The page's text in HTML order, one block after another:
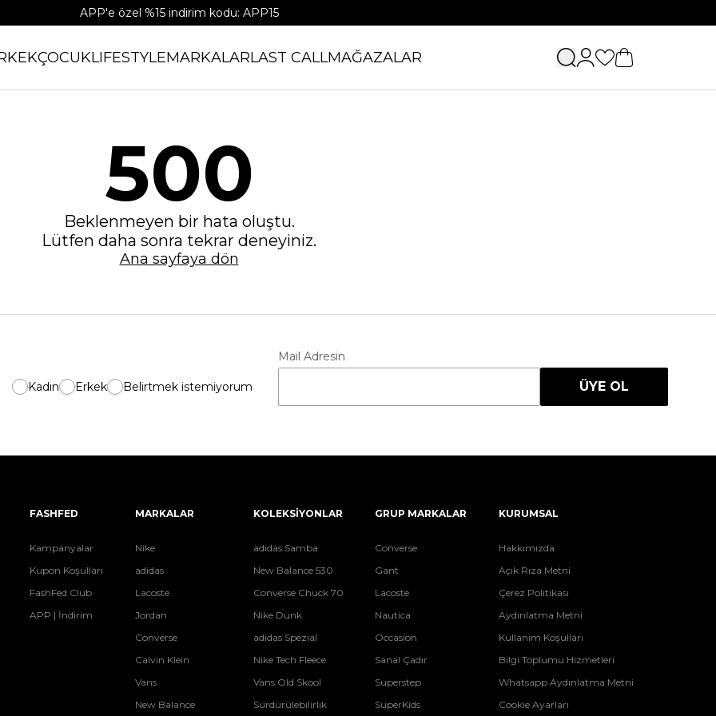
APP'e özel %15 indirim kodu: APP15
ÇOCUKLIFESTYLEMARKALARLAST CALLMAĞAZALAR
500
Beklenmeyen bir hata oluştu.
Lütfen daha sonra tekrar deneyiniz.
Ana sayfaya dön
Kadın Erkek Belirtmek istemiyorum
Mail Adresin
ÜYE OL
FASHFED
Kampanyalar
Kupon Koşulları
FashFed Club
APP | İndirim
MARKALAR
Nike
adidas
Lacoste
Jordan
Converse
Calvin Klein
Vans
New Balance
KOLEKSİYONLAR
adidas Samba
New Balance 530
Converse Chuck 70
Nike Dunk
adidas Spezial
Nike Tech Fleece
Vans Old Skool
Sürdürülebilirlik
GRUP MARKALAR
Converse
Gant
Lacoste
Nautica
Occasion
Sanal Çadır
Superstep
SuperKids
KURUMSAL
Hakkımızda
Açık Rıza Metni
Çerez Politikası
Aydınlatma Metni
Kullanım Koşulları
Bilgi Toplumu Hizmetleri
Whatsapp Aydınlatma Metni
Cookie Ayarları